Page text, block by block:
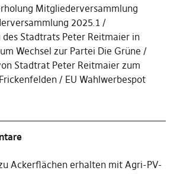
Mitgliederversammlung
2025.1
Stadtrats Peter Reitmaier in
Wechsel zur Partei Die Grüne
Stadtrat Peter Reitmaier zum
EU Wahlwerbespot
Ackerflächen erhalten mit Agri-PV-